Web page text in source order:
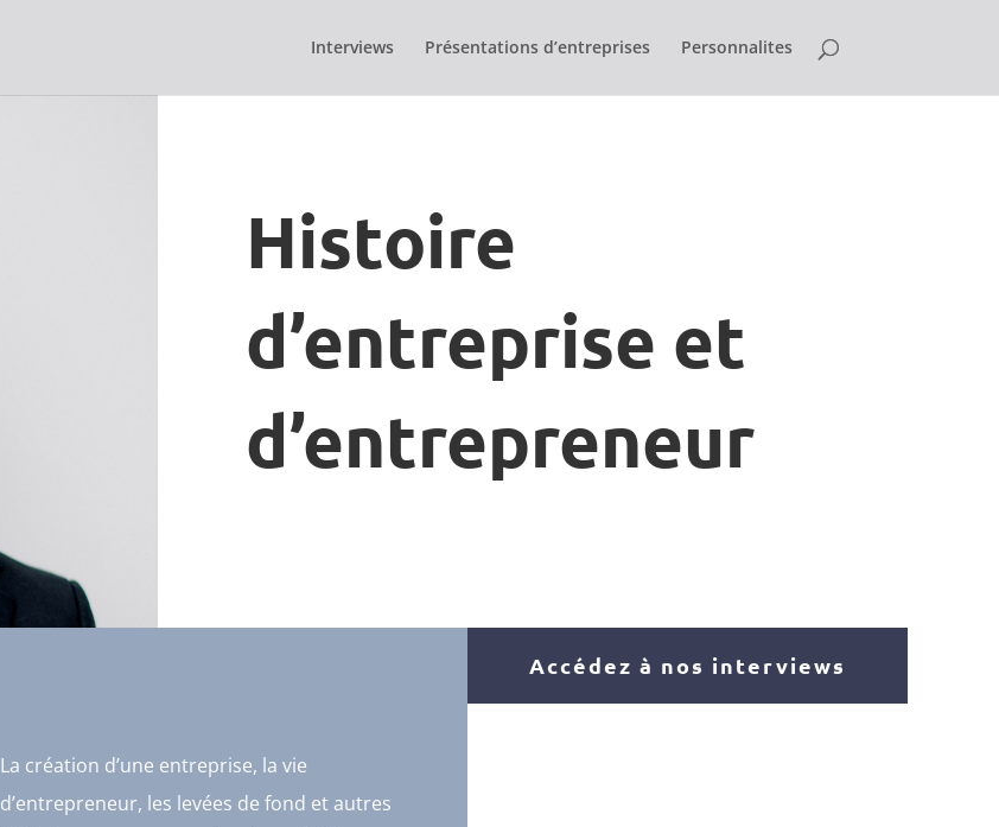
Interviews Présentations d’entreprises Personnalites
Histoire
d’entreprise et
d’entrepreneur
La création d’une entreprise, la vie
d’entrepreneur, les levées de fond et autres
Accédez à nos interviews